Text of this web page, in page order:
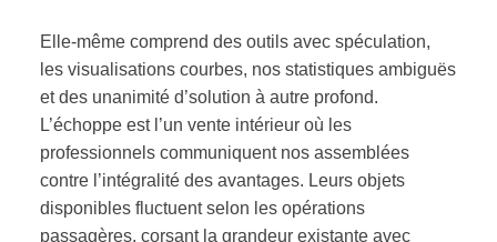
Elle-même comprend des outils avec spéculation,
les visualisations courbes, nos statistiques ambiguës
et des unanimité d’solution à autre profond.
L’échoppe est l’un vente intérieur où les
professionnels communiquent nos assemblées
contre l’intégralité des avantages. Leurs objets
disponibles fluctuent selon les opérations
passagères, corsant la grandeur existante avec